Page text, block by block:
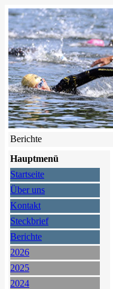
Berichte
Hauptmenü
Startseite
Über uns
Kontakt
Steckbrief
Berichte
2026
2025
2024